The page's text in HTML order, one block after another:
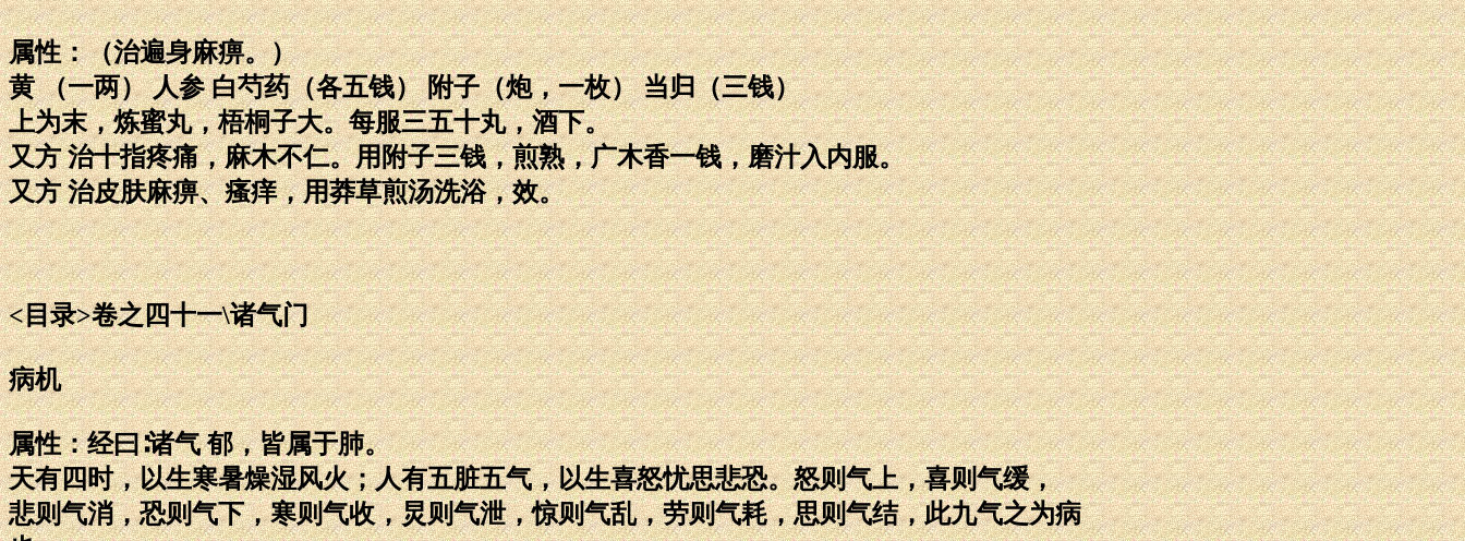
属性：（治遍身麻痹。）
黄 （一两） 人参 白芍药（各五钱） 附子（炮，一枚） 当归（三钱）
上为末，炼蜜丸，梧桐子大。每服三五十丸，酒下。
又方 治十指疼痛，麻木不仁。用附子三钱，煎熟，广木香一钱，磨汁入内服。
又方 治皮肤麻痹、瘙痒，用莽草煎汤洗浴，效。
<目录>卷之四十一\诸气门
病机
属性：经曰∶诸气 郁，皆属于肺。
天有四时，以生寒暑燥湿风火；人有五脏五气，以生喜怒忧思悲恐。怒则气上，喜则气缓，
悲则气消，恐则气下，寒则气收，炅则气泄，惊则气乱，劳则气耗，思则气结，此九气之为病